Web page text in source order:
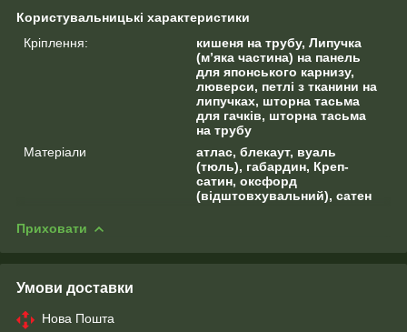
Користувальницькі характеристики
Кріплення:
кишеня на трубу, Липучка
(м’яка частина) на панель
для японського карнизу,
люверси, петлі з тканини на
липучках, шторна тасьма
для гачків, шторна тасьма
на трубу
Матеріали
атлас, блекаут, вуаль
(тюль), габардин, Креп-
сатин, оксфорд
(відштовхувальний), сатен
Приховати
Умови доставки
Нова Пошта